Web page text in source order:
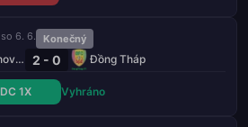
so 6. 6. Konečný
Ho Či Minovo Město 2 - 0 Đồng Tháp
DC 1X Vyhráno